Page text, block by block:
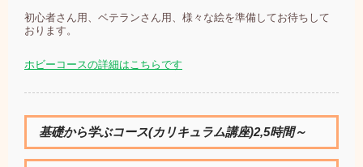
初心者さん用、ベテランさん用、様々な絵を準備してお待ちして
おります。
ホビーコースの詳細はこちらです
基礎から学ぶコース(カリキュラム講座)2,5時間～